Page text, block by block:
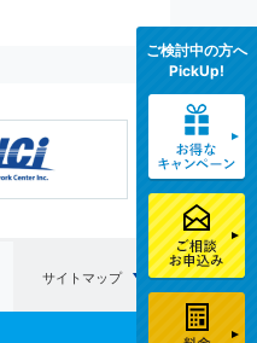
サイトマップ
ご検討中の方へ
PickUp!